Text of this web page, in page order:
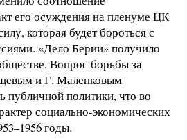
его осуждения на пленуме ЦК
которая будет бороться с
«Дело Берии» получило
Вопрос борьбы за
и Г. Маленковым
публичной политики, что во
социально-экономических
годы.